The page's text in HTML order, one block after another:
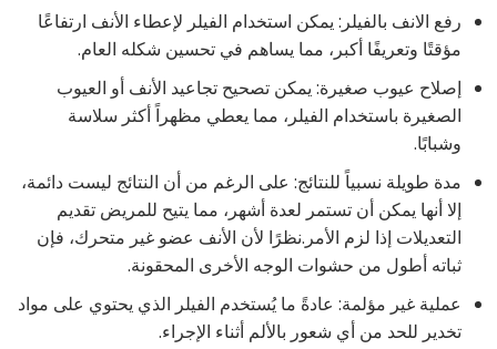
رفع الانف بالفيلر: يمكن استخدام الفيلر لإعطاء الأنف ارتفاعًا
مؤقتًا وتعريفًا أكبر، مما يساهم في تحسين شكله العام.
إصلاح عيوب صغيرة: يمكن تصحيح تجاعيد الأنف أو العيوب
الصغيرة باستخدام الفيلر، مما يعطي مظهراً أكثر سلاسة
وشبابًا.
مدة طويلة نسبياً للنتائج: على الرغم من أن النتائج ليست دائمة،
إلا أنها يمكن أن تستمر لعدة أشهر، مما يتيح للمريض تقديم
التعديلات إذا لزم الأمر.نظرًا لأن الأنف عضو غير متحرك، فإن
ثباته أطول من حشوات الوجه الأخرى المحقونة.
عملية غير مؤلمة: عادةً ما يُستخدم الفيلر الذي يحتوي على مواد
تخدير للحد من أي شعور بالألم أثناء الإجراء.